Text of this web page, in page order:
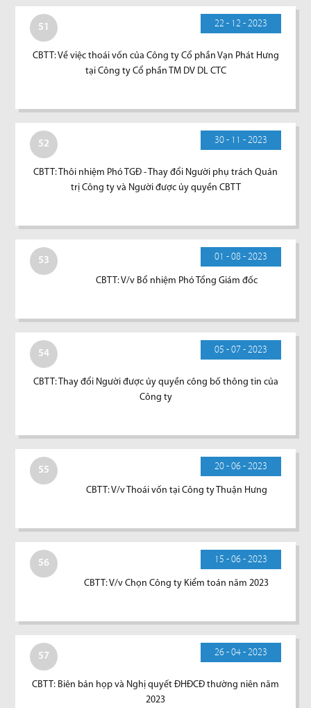
51 22 - 12 - 2023
CBTT: Về việc thoái vốn của Công ty Cổ phần Vạn Phát Hưng
tại Công ty Cổ phần TM DV DL CTC
52 30 - 11 - 2023
CBTT: Thôi nhiệm Phó TGĐ - Thay đổi Người phụ trách Quản
trị Công ty và Người được ủy quyền CBTT
53 01 - 08 - 2023
CBTT: V/v Bổ nhiệm Phó Tổng Giám đốc
54 05 - 07 - 2023
CBTT: Thay đổi Người được ủy quyền công bố thông tin của
Công ty
55 20 - 06 - 2023
CBTT: V/v Thoái vốn tại Công ty Thuận Hưng
56 15 - 06 - 2023
CBTT: V/v Chọn Công ty Kiểm toán năm 2023
57 26 - 04 - 2023
CBTT: Biên bản họp và Nghị quyết ĐHĐCĐ thường niên năm
2023